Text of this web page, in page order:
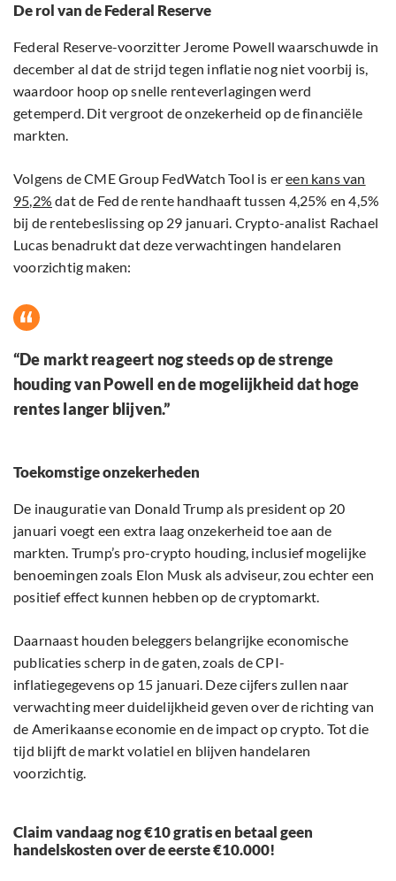
De rol van de Federal Reserve
Federal Reserve-voorzitter Jerome Powell waarschuwde in
december al dat de strijd tegen inflatie nog niet voorbij is,
waardoor hoop op snelle renteverlagingen werd
getemperd. Dit vergroot de onzekerheid op de financiële
markten.
Volgens de CME Group FedWatch Tool is ereen kans van
95,2% dat de Fed de rente handhaaft tussen 4,25% en 4,5%
bij de rentebeslissing op 29 januari. Crypto-analist Rachael
Lucas benadrukt dat deze verwachtingen handelaren
voorzichtig maken:
“De markt reageert nog steeds op de strenge
houding van Powell en de mogelijkheid dat hoge
rentes langer blijven.”
Toekomstige onzekerheden
De inauguratie van Donald Trump als president op 20
januari voegt een extra laag onzekerheid toe aan de
markten. Trump’s pro-crypto houding, inclusief mogelijke
benoemingen zoals Elon Musk als adviseur, zou echter een
positief effect kunnen hebben op de cryptomarkt.
Daarnaast houden beleggers belangrijke economische
publicaties scherp in de gaten, zoals de CPI-
inflatiegegevens op 15 januari. Deze cijfers zullen naar
verwachting meer duidelijkheid geven over de richting van
de Amerikaanse economie en de impact op crypto. Tot die
tijd blijft de markt volatiel en blijven handelaren
voorzichtig.
Claim vandaag nog €10 gratis en betaal geen
handelskosten over de eerste €10.000!